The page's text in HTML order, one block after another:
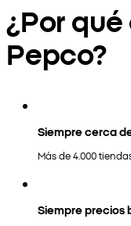
¿Por
Pepco?
Siempre cerca
Más de 4.000
Siempre precios